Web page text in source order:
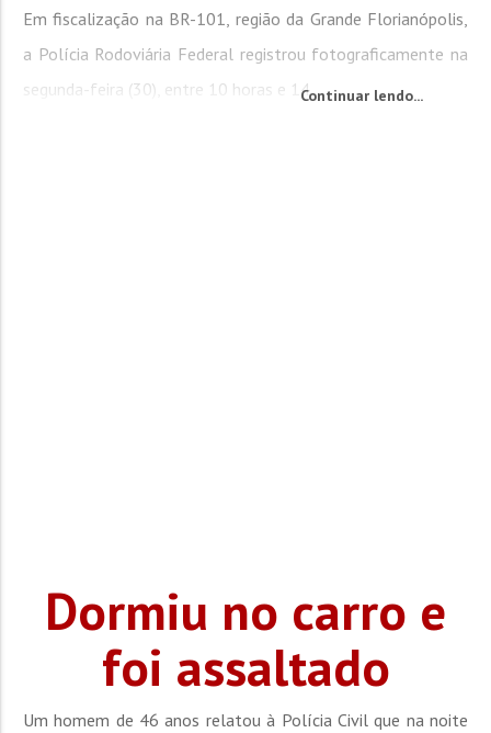
Em fiscalização na BR-101, região da Grande Florianópolis,
a Polícia Rodoviária Federal registrou fotograficamente na
segunda-feira (30), entre 10 horas e 14...Continuar lendo...
Dormiu no carro e
foi assaltado
Um homem de 46 anos relatou à Polícia Civil que na noite